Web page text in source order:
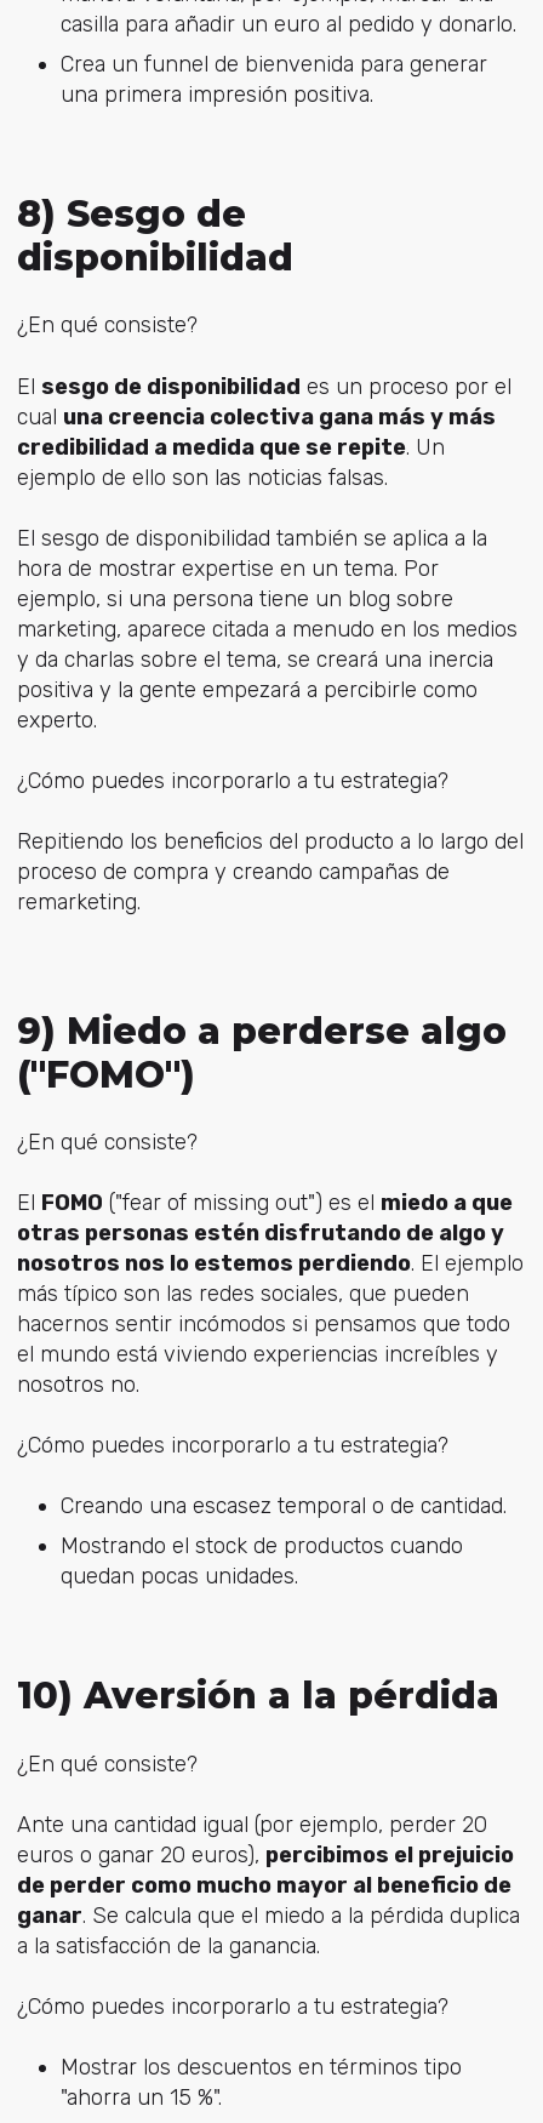
casilla para añadir un euro al pedido y donarlo.
Crea un funnel de bienvenida para generar
una primera impresión positiva.
8) Sesgo de
disponibilidad
¿En qué consiste?
El sesgo de disponibilidad es un proceso por el
cual una creencia colectiva gana más y más
credibilidad a medida que se repite. Un
ejemplo de ello son las noticias falsas.
El sesgo de disponibilidad también se aplica a la
hora de mostrar expertise en un tema. Por
ejemplo, si una persona tiene un blog sobre
marketing, aparece citada a menudo en los medios
y da charlas sobre el tema, se creará una inercia
positiva y la gente empezará a percibirle como
experto.
¿Cómo puedes incorporarlo a tu estrategia?
Repitiendo los beneficios del producto a lo largo del
proceso de compra y creando campañas de
remarketing.
9) Miedo a perderse algo
("FOMO")
¿En qué consiste?
El FOMO ("fear of missing out") es el miedo a que
otras personas estén disfrutando de algo y
nosotros nos lo estemos perdiendo. El ejemplo
más típico son las redes sociales, que pueden
hacernos sentir incómodos si pensamos que todo
el mundo está viviendo experiencias increíbles y
nosotros no.
¿Cómo puedes incorporarlo a tu estrategia?
Creando una escasez temporal o de cantidad.
Mostrando el stock de productos cuando
quedan pocas unidades.
10) Aversión a la pérdida
¿En qué consiste?
Ante una cantidad igual (por ejemplo, perder 20
euros o ganar 20 euros), percibimos el prejuicio
de perder como mucho mayor al beneficio de
ganar. Se calcula que el miedo a la pérdida duplica
a la satisfacción de la ganancia.
¿Cómo puedes incorporarlo a tu estrategia?
Mostrar los descuentos en términos tipo
"ahorra un 15 %".